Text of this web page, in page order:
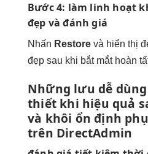
Bước 4: làm linh hoạt
đẹp và đánh giá
Nhấn Restore và hiển thị
đẹp sau khi bắt mắthoàn
Những lưu dễ dùng
thiết khi hiệu quả
và khôi ổn định
trên DirectAdmin